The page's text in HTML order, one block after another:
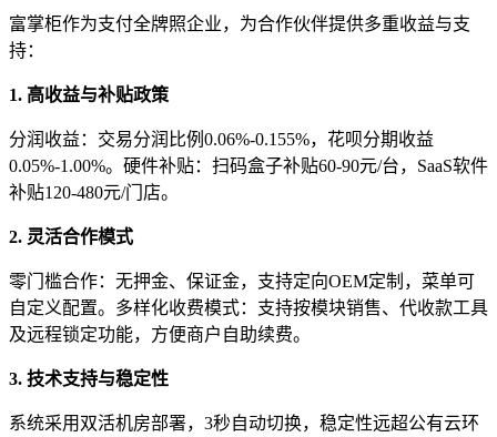
富掌柜作为支付全牌照企业，为合作伙伴提供多重收益与支
持：
1. 高收益与补贴政策
分润收益：交易分润比例0.06%-0.155%，花呗分期收益
0.05%-1.00%。硬件补贴：扫码盒子补贴60-90元/台，SaaS软件
补贴120-480元/门店。
2. 灵活合作模式
零门槛合作：无押金、保证金，支持定向OEM定制，菜单可
自定义配置。多样化收费模式：支持按模块销售、代收款工具
及远程锁定功能，方便商户自助续费。
3. 技术支持与稳定性
系统采用双活机房部署，3秒自动切换，稳定性远超公有云环